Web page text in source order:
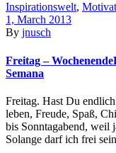
Inspirationswelt,
1, March 2013
By jnusch
Freitag – Wochenende
Semana
Freitag. Hast Du endlich
leben, Freude, Spaß,
bis Sonntagabend, weil
Solange darf ich frei